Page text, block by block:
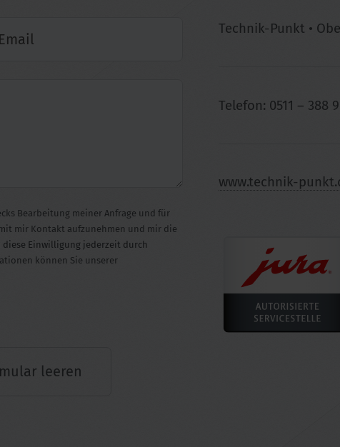
Bearbeitung meiner Anfrage und für
mir Kontakt aufzunehmen und mir die
diese Einwilligung jederzeit durch
können Sie unserer
Technik-Punkt •
Telefon: 0511 – 388
www.technik-